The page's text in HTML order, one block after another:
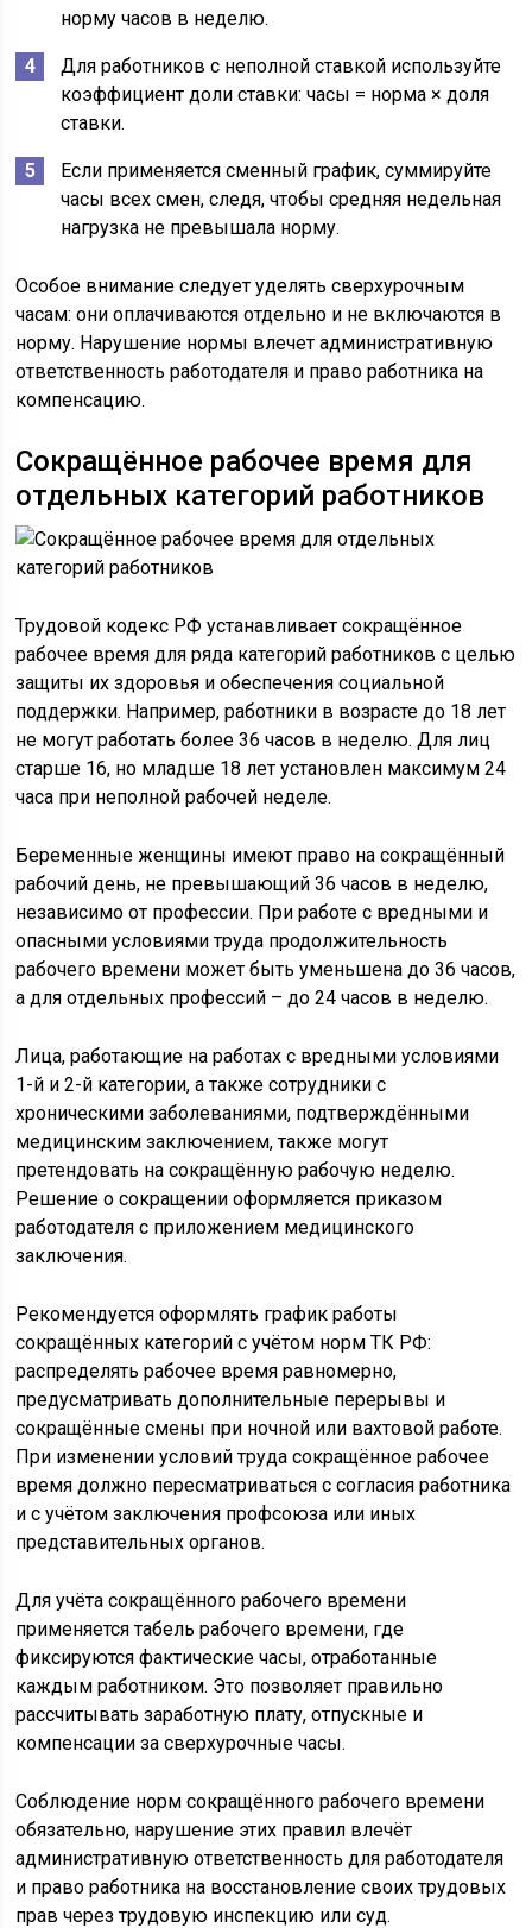
норму часов в неделю.
Для работников с неполной ставкой используйте
коэффициент доли ставки: часы = норма × доля
ставки.
Если применяется сменный график, суммируйте
часы всех смен, следя, чтобы средняя недельная
нагрузка не превышала норму.
Особое внимание следует уделять сверхурочным
часам: они оплачиваются отдельно и не включаются в
норму. Нарушение нормы влечет административную
ответственность работодателя и право работника на
компенсацию.
Сокращённое рабочее время для
отдельных категорий работников
Трудовой кодекс РФ устанавливает сокращённое
рабочее время для ряда категорий работников с целью
защиты их здоровья и обеспечения социальной
поддержки. Например, работники в возрасте до 18 лет
не могут работать более 36 часов в неделю. Для лиц
старше 16, но младше 18 лет установлен максимум 24
часа при неполной рабочей неделе.
Беременные женщины имеют право на сокращённый
рабочий день, не превышающий 36 часов в неделю,
независимо от профессии. При работе с вредными и
опасными условиями труда продолжительность
рабочего времени может быть уменьшена до 36 часов,
а для отдельных профессий – до 24 часов в неделю.
Лица, работающие на работах с вредными условиями
1-й и 2-й категории, а также сотрудники с
хроническими заболеваниями, подтверждёнными
медицинским заключением, также могут
претендовать на сокращённую рабочую неделю.
Решение о сокращении оформляется приказом
работодателя с приложением медицинского
заключения.
Рекомендуется оформлять график работы
сокращённых категорий с учётом норм ТК РФ:
распределять рабочее время равномерно,
предусматривать дополнительные перерывы и
сокращённые смены при ночной или вахтовой работе.
При изменении условий труда сокращённое рабочее
время должно пересматриваться с согласия работника
и с учётом заключения профсоюза или иных
представительных органов.
Для учёта сокращённого рабочего времени
применяется табель рабочего времени, где
фиксируются фактические часы, отработанные
каждым работником. Это позволяет правильно
рассчитывать заработную плату, отпускные и
компенсации за сверхурочные часы.
Соблюдение норм сокращённого рабочего времени
обязательно, нарушение этих правил влечёт
административную ответственность для работодателя
и право работника на восстановление своих трудовых
прав через трудовую инспекцию или суд.